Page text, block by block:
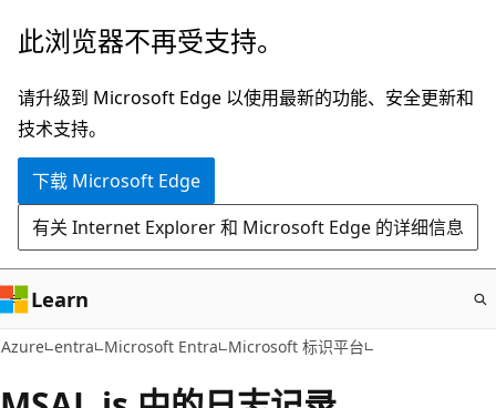
跳
主
要
内
此浏览器不再受支持。
请升级到 Microsoft Edge 以使用最新的功能、安全更新和
技术支持。
下载 Microsoft Edge
有关 Internet Explorer 和 Microsoft Edge 的详细信息
Learn
Azure entra Microsoft Entra Microsoft 标识平台